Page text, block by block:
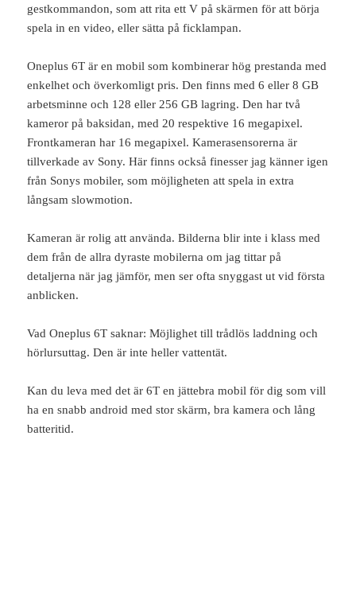
gestkommandon, som att rita ett V på skärmen för att börja
spela in en video, eller sätta på ficklampan.
Oneplus 6T är en mobil som kombinerar hög prestanda med
enkelhet och överkomligt pris. Den finns med 6 eller 8 GB
arbetsminne och 128 eller 256 GB lagring. Den har två
kameror på baksidan, med 20 respektive 16 megapixel.
Frontkameran har 16 megapixel. Kamerasensorerna är
tillverkade av Sony. Här finns också finesser jag känner igen
från Sonys mobiler, som möjligheten att spela in extra
långsam slowmotion.
Kameran är rolig att använda. Bilderna blir inte i klass med
dem från de allra dyraste mobilerna om jag tittar på
detaljerna när jag jämför, men ser ofta snyggast ut vid första
anblicken.
Vad Oneplus 6T saknar: Möjlighet till trådlös laddning och
hörlursuttag. Den är inte heller vattentät.
Kan du leva med det är 6T en jättebra mobil för dig som vill
ha en snabb android med stor skärm, bra kamera och lång
batteritid.